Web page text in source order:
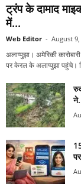
ट्रंप के दामाद
में...
Web Editor - August 9,
अलाप्पुझा। अमेरिकी
पर केरल के अलाप्पुझा पहुंचे।